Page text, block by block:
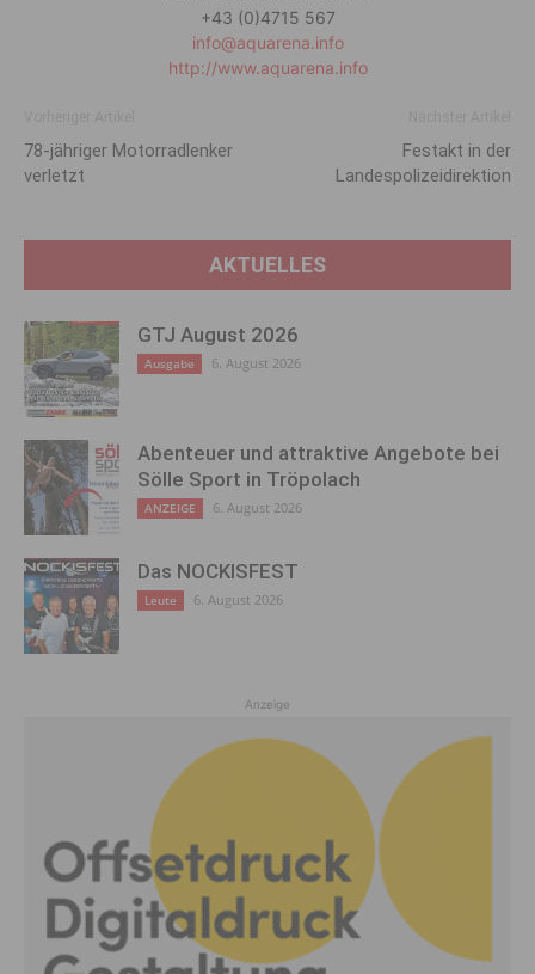
+43 (0)4715 567
info@aquarena.info
http://www.aquarena.info
78-jähriger Motorradlenker
verletzt
Festakt in der
Landespolizeidirektion
AKTUELLES
GTJ August 2026
Ausgabe 6. August 2026
Abenteuer und attraktive Angebote bei
Sölle Sport in Tröpolach
ANZEIGE 6. August 2026
Das NOCKISFEST
Leute 6. August 2026
Anzeige